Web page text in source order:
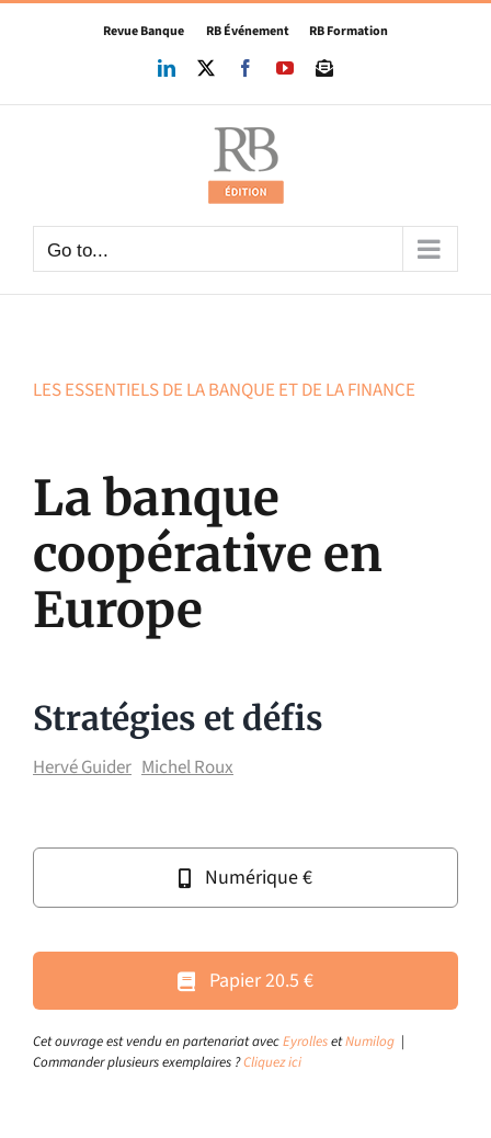
Skip
Revue Banque RB Événement RB Formation
LinkedIn FacebookYouTubeNewsletter
Go to...
LES ESSENTIELS DE LA BANQUE ET DE LA FINANCE
La banque
coopérative en
Europe
Stratégies et défis
Hervé Guider Michel Roux
Numérique €
Papier 20.5 €
Cet ouvrage est vendu en partenariat avecEyrollesetNumilog|
Commander plusieurs exemplaires ?Cliquez ici